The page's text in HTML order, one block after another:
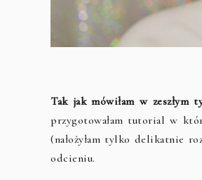
Tak jak mówiłam w zeszłym
przygotowałam tutorial w
(nałożyłam tylko delikatnie
odcieniu.